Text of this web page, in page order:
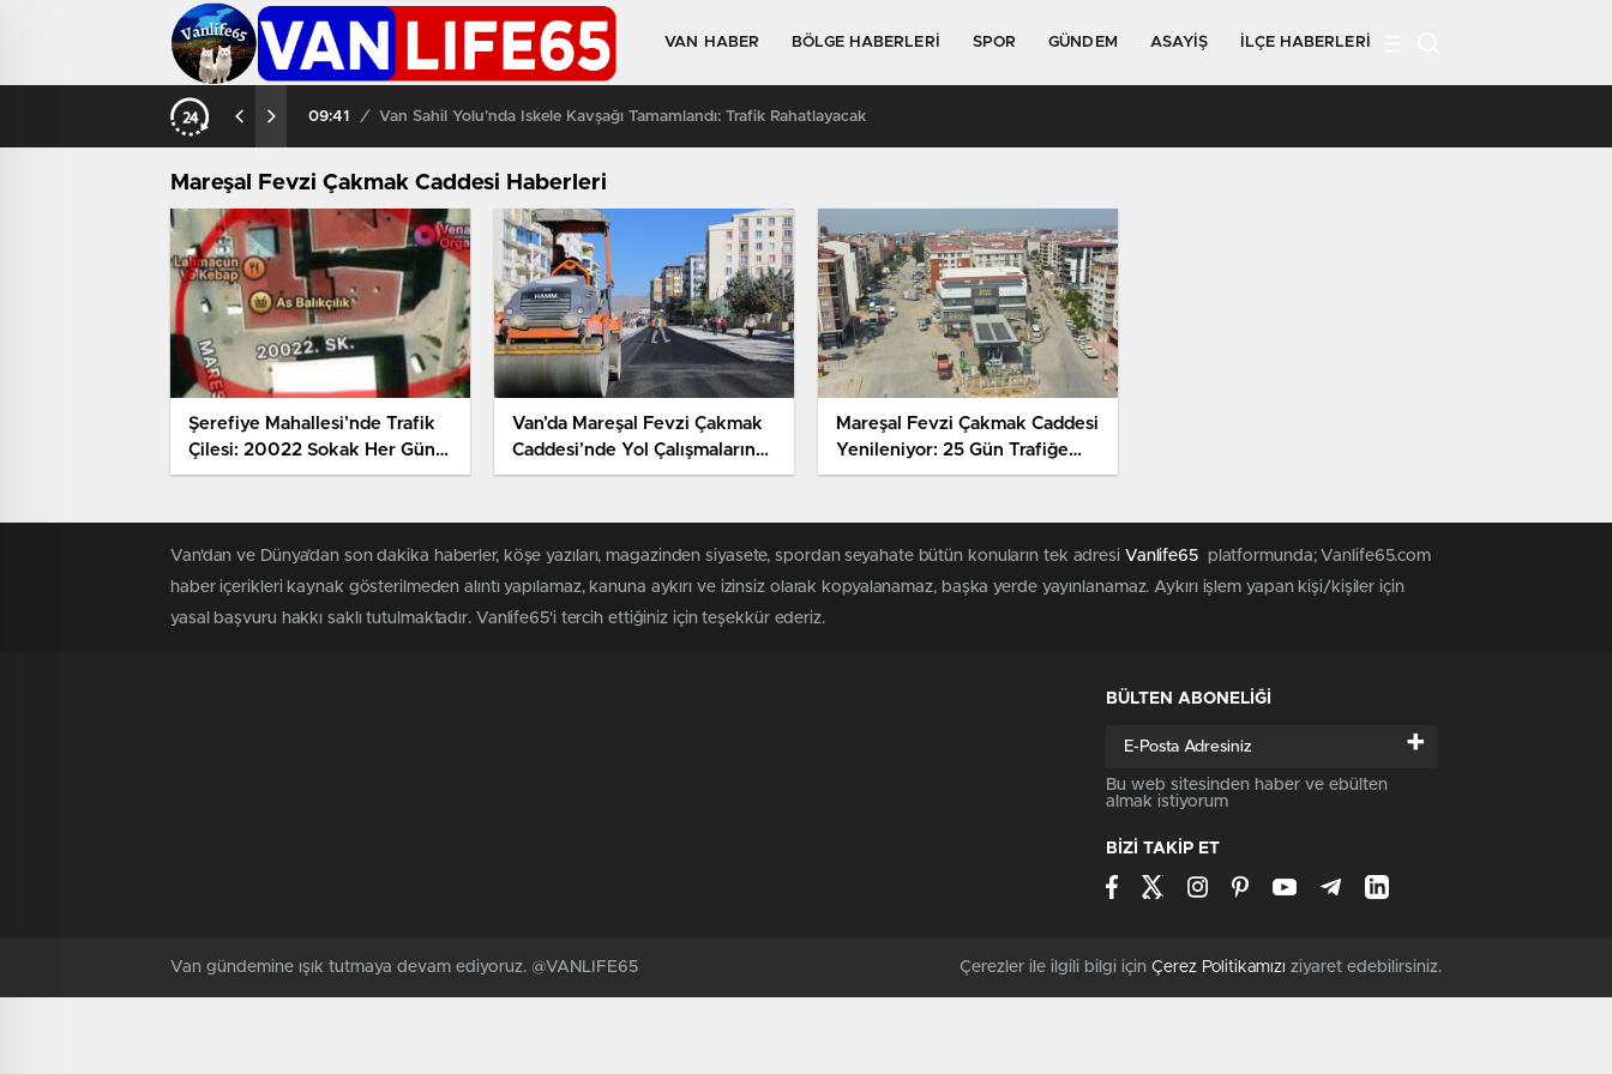
VAN HABER BÖLGE HABERLERI SPOR GÜNDEM ASAYIŞ İLÇE HABERLERI
09:41 / Van Sahil Yolu’nda İskele Kavşağı Tamamlandı: Trafik Rahatlayacak
Mareşal Fevzi Çakmak Caddesi Haberleri
Şerefiye Mahallesi’nde Trafik
Çilesi: 20022 Sokak Her Gün
Kazaya Davetiye Çıkarıyor
Van’da Mareşal Fevzi Çakmak
Caddesi’nde Yol Çalışmalarında
Sona Gelindi
Mareşal Fevzi Çakmak Caddesi
Yenileniyor: 25 Gün Trafiğe
Kapalı
Van'dan ve Dünya’dan son dakika haberler, köşe yazıları, magazinden siyasete, spordan seyahate bütün konuların tek adresi Vanlife65
platformunda; Vanlife65.com
haber içerikleri kaynak gösterilmeden alıntı yapılamaz, kanuna aykırı ve izinsiz olarak kopyalanamaz, başka yerde yayınlanamaz. Aykırı işlem yapan kişi/kişiler için
yasal başvuru hakkı saklı tutulmaktadır. Vanlife65'i tercih ettiğiniz için teşekkür ederiz.
BÜLTEN ABONELİĞİ
+
Bu web sitesinden haber ve ebülten
almak istiyorum
BİZİ TAKİP ET
Van gündemine ışık tutmaya devam ediyoruz. @VANLIFE65 Çerezler ile ilgili bilgi için Çerez Politikamızı ziyaret edebilirsiniz.